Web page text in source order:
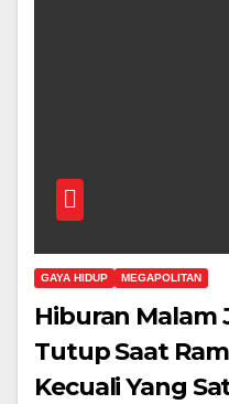
GAYA HIDUP MEGAPOLITAN
Hiburan Malam
Tutup Saat
Kecuali Yang